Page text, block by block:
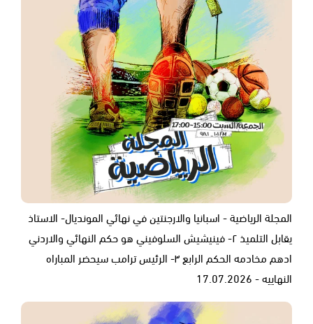
المجلة الرياضية - اسبانيا والارجنتين في نهائي المونديال- الاستاذ
يقابل التلميذ ٢- فينيشيش السلوفيني هو حكم النهائي والاردني
ادهم مخادمه الحكم الرابع ٣- الرئيس ترامب سيحضر المباراه
النهاييه - 17.07.2026